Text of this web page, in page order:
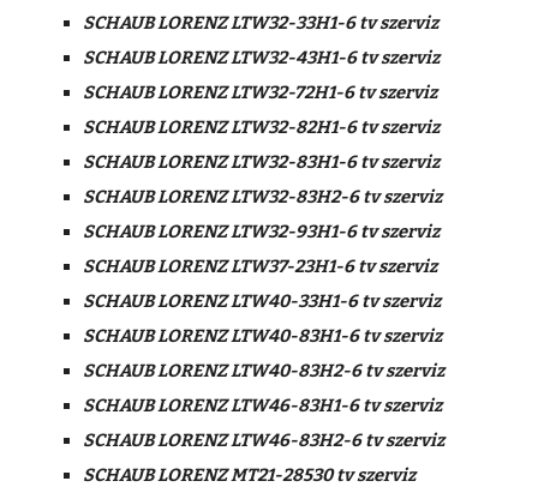
SCHAUB LORENZ LTW32-33H1-6 tv szerviz
SCHAUB LORENZ LTW32-43H1-6 tv szerviz
SCHAUB LORENZ LTW32-72H1-6 tv szerviz
SCHAUB LORENZ LTW32-82H1-6 tv szerviz
SCHAUB LORENZ LTW32-83H1-6 tv szerviz
SCHAUB LORENZ LTW32-83H2-6 tv szerviz
SCHAUB LORENZ LTW32-93H1-6 tv szerviz
SCHAUB LORENZ LTW37-23H1-6 tv szerviz
SCHAUB LORENZ LTW40-33H1-6 tv szerviz
SCHAUB LORENZ LTW40-83H1-6 tv szerviz
SCHAUB LORENZ LTW40-83H2-6 tv szerviz
SCHAUB LORENZ LTW46-83H1-6 tv szerviz
SCHAUB LORENZ LTW46-83H2-6 tv szerviz
SCHAUB LORENZ MT21-28530 tv szerviz